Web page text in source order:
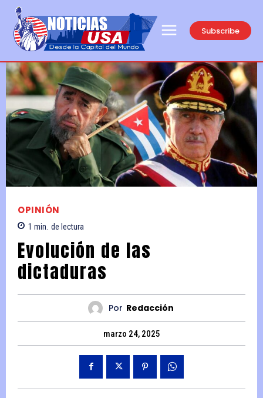
Subscribe
OPINIÓN
1 min. de lectura
Evolución de las
dictaduras
Por Redacción
marzo 24, 2025